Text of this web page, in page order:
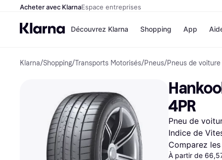
Acheter avec KlarnaEspace entreprises
Découvrez Klarna
Options de
paiement
Payer maintenant
Paiement en 3 fois
Paiement à 30 jours
Klarna sur Apple Pay
Shopping
Magasins
Airbnb
Temu
JD Sports
Voir tous les
App
Klarna/Shopping/Transports Motorisés/Pneus/Pneus de voiture
4PR
Pneu de
Indice de
Comparez
À partir de